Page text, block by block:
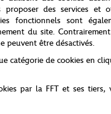
et de déshabillage.
liberté. Les détails
et une forme de
aux couleurs
des services et
fonctionnels sont
du site.
peuvent être désactivés.
catégorie de cookies en
par la FFT et ses tiers,